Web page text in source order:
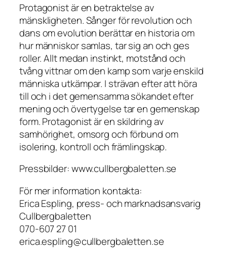
Protagonistär en betraktelse av
mänskligheten. Sånger för revolution och
dans om evolution berättar en historia om
hur människor samlas, tar sig an och ges
roller. Allt medan instinkt, motstånd och
tvång vittnar om den kamp som varje enskild
människa utkämpar. I strävan efter att höra
till och i det gemensamma sökandet efter
mening och övertygelse tar en gemenskap
form.Protagonistär en skildring av
samhörighet, omsorg och förbund om
isolering, kontroll och främlingskap.
Pressbilder: www.cullbergbaletten.se
För mer information kontakta:
Erica Espling, press- och marknadsansvarig
Cullbergbaletten
070-607 27 01
erica.espling@cullbergbaletten.se